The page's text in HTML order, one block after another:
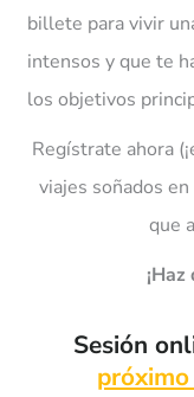
billete para vivir
intensos y que te
los objetivos
Regístrate ahora
viajes soñados
que
Sesión